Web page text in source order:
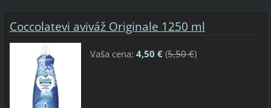
Coccolatevi aviváž Originale 1250 ml
Vaša cena: 4,50 €(5,50 €)